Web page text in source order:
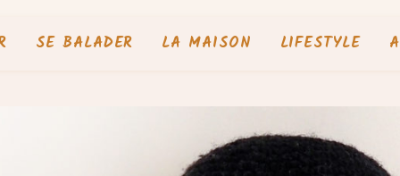
SE BALADER LA MAISON LIFESTYLE